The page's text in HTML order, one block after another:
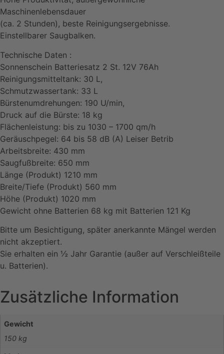
Maschinenlebensdauer
(ca. 2 Stunden), beste Reinigungsergebnisse.
Einstellbarer Saugbalken.
Technische Daten :
Sonnenschein Batteriesatz 2 St. 12V 76Ah
Reinigungsmitteltank: 30 L,
Schmutzwassertank: 33 L
Bürstenumdrehungen: 190 U/min,
Druck auf die Bürste: 18 kg
Flächenleistung: bis zu 1030 – 1700 qm/h
Geräuschpegel: 64 bis 58 dB (A) Leiser Betrib
Arbeitsbreite: 430 mm
Saugfußbreite: 650 mm
Länge (Produkt) 1210 mm
Breite/Tiefe (Produkt) 560 mm
Höhe (Produkt) 1020 mm
Gewicht ohne Batterien 68 kg mit Batterien 121 Kg
Bitte um Besichtigung, später anerkannte Mängel werden
nicht akzeptiert.
Sie erhalten ein ½ Jahr Garantie (außer auf Verschleißteile
u. Batterien).
Zusätzliche Information
Gewicht
150 kg